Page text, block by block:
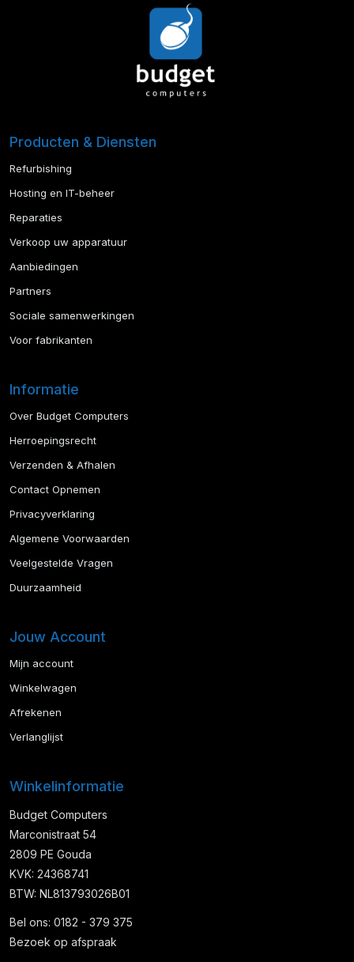
Producten & Diensten
Refurbishing
Hosting en IT-beheer
Reparaties
Verkoop uw apparatuur
Aanbiedingen
Partners
Sociale samenwerkingen
Voor fabrikanten
Informatie
Over Budget Computers
Herroepingsrecht
Verzenden & Afhalen
Contact Opnemen
Privacyverklaring
Algemene Voorwaarden
Veelgestelde Vragen
Duurzaamheid
Jouw Account
Mijn account
Winkelwagen
Afrekenen
Verlanglijst
Winkelinformatie
Budget Computers
Marconistraat 54
2809 PE Gouda
KVK: 24368741
BTW: NL813793026B01
Bel ons: 0182 - 379 375
Bezoek op afspraak